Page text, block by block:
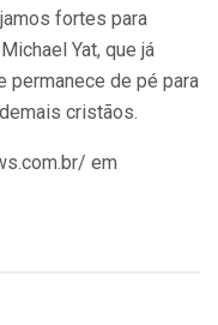
fortes para
Yat, que já
permanece de pé para
cristãos.
em